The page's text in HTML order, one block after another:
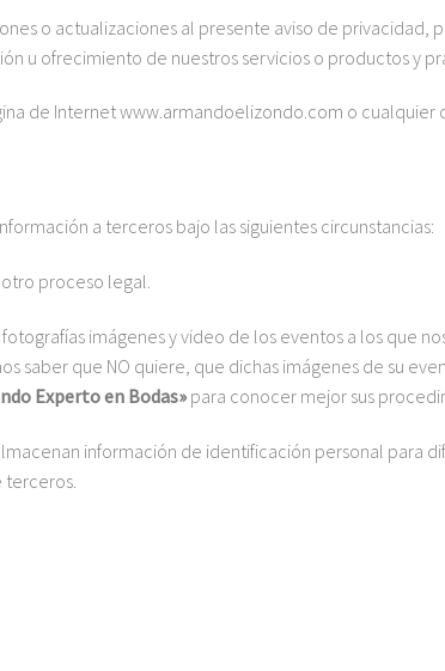
o actualizaciones al presente aviso de privacidad,
u ofrecimiento de nuestros servicios o productos y
de Internetwww.armandoelizondo.com o cualquier
a terceros bajo las siguientes circunstancias:
proceso legal.
imágenes y video de los eventos a los que
saber que NO quiere, que dichas imágenes de su
Experto en Bodas» para conocer mejor sus
información de identificación personal para